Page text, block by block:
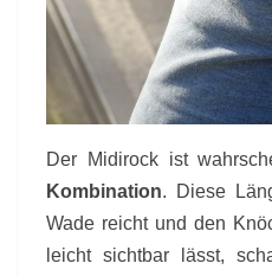
Der Midirock ist
Kombination. Diese
Wade reicht und den
leicht sichtbar lässt,